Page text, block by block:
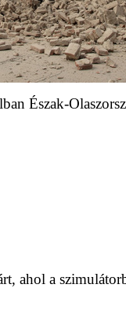
Észak-
ahol a